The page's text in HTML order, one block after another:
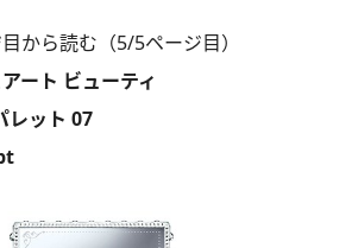
から読む（5/5ページ目）
ート ビューティ
レット 07